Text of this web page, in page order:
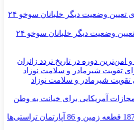
بسیج تمام ظرفیت‌ها برای تعیین وضعیت دیگر خلبانان سوخو ۲۴
شیرمادر و سلامت نوزاد
مجازات آمریکایی برای خیانت به وطن